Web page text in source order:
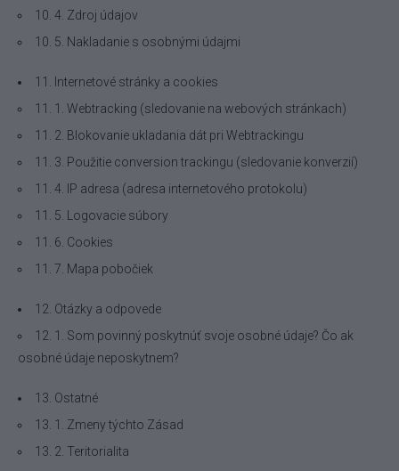
10. 4. Zdroj údajov
10. 5. Nakladanie s osobnými údajmi
11. Internetové stránky a cookies
11. 1. Webtracking (sledovanie na webových stránkach)
11. 2. Blokovanie ukladania dát pri Webtrackingu
11. 3. Použitie conversion trackingu (sledovanie konverzií)
11. 4. IP adresa (adresa internetového protokolu)
11. 5. Logovacie súbory
11. 6. Cookies
11. 7. Mapa pobočiek
12. Otázky a odpovede
12. 1. Som povinný poskytnúť svoje osobné údaje? Čo ak
osobné údaje neposkytnem?
13. Ostatné
13. 1. Zmeny týchto Zásad
13. 2. Teritorialita